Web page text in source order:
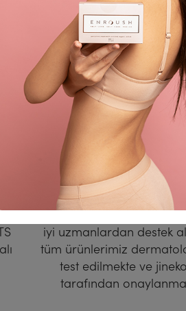
en iyisi.
Özünde Bilim Var
Almanya, Belçika ve
iyi uzmanlardan destek
tüm ürünlerimiz
test edilmekte ve
tarafından